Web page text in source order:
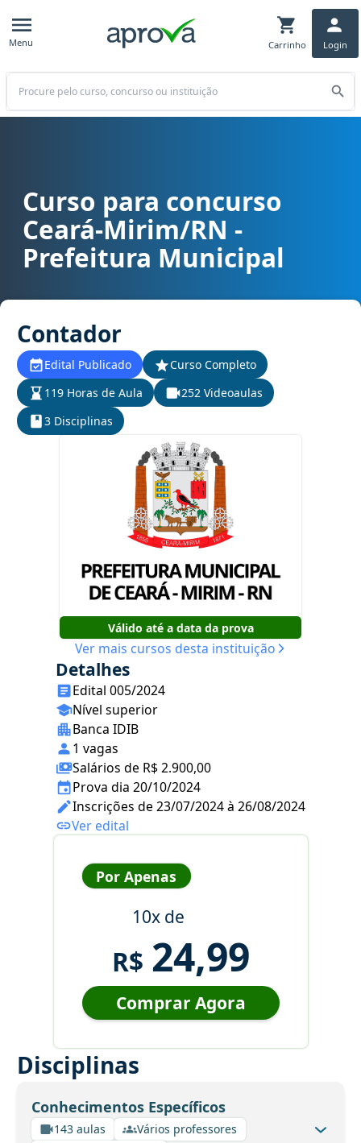
Menu Carrinho Login
Buscar
Curso para concurso Ceará-Mirim/RN - Prefeitura Municipal cargo
Curso para concurso
Ceará-Mirim/RN -
Prefeitura Municipal
Contador
Edital Publicado
Curso Completo
119 Horas de Aula
252 Videoaulas
3 Disciplinas
Válido até a data da prova
Ver mais cursos desta instituição
Detalhes
Edital 005/2024
Nível superior
Banca IDIB
1 vagas
Salários de R$ 2.900,00
Prova dia 20/10/2024
Inscrições de 23/07/2024 à 26/08/2024
Ver edital
Por Apenas
10x de
R$ 24,99
Comprar Agora
Disciplinas
Conhecimentos Específicos
143 aulas
Vários professores